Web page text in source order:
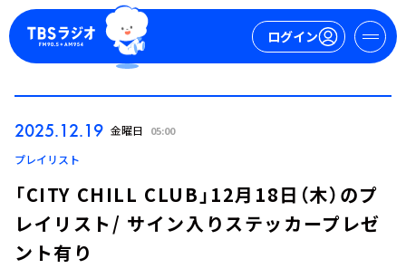
ログイン
2025.12.19 金曜日 05:00
プレイリスト
「CITY CHILL CLUB」12月18日（木）のプ
レイリスト/ サイン入りステッカープレゼ
ント有り